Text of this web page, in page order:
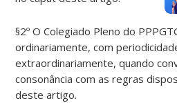
§2º O Colegiado Pleno do
ordinariamente, com
extraordinariamente, quando
consonância com as regras
deste artigo.